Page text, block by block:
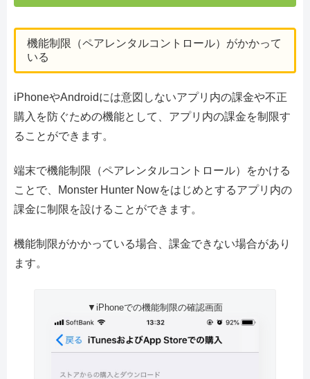
機能制限（ペアレンタルコントロール）がかかって
いる
iPhoneやAndroidには意図しないアプリ内の課金や不正
購入を防ぐための機能として、アプリ内の課金を制限す
ることができます。
端末で機能制限（ペアレンタルコントロール）をかける
ことで、Monster Hunter Nowをはじめとするアプリ内の
課金に制限を設けることができます。
機能制限がかかっている場合、課金できない場合があり
ます。
▼iPhoneでの機能制限の確認画面